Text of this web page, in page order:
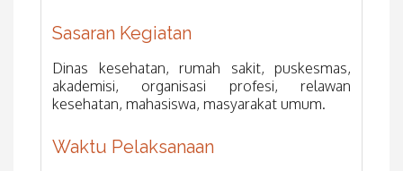
Sasaran Kegiatan
Dinas kesehatan, rumah sakit, puskesmas,
akademisi, organisasi profesi, relawan
kesehatan, mahasiswa, masyarakat umum.
Waktu Pelaksanaan